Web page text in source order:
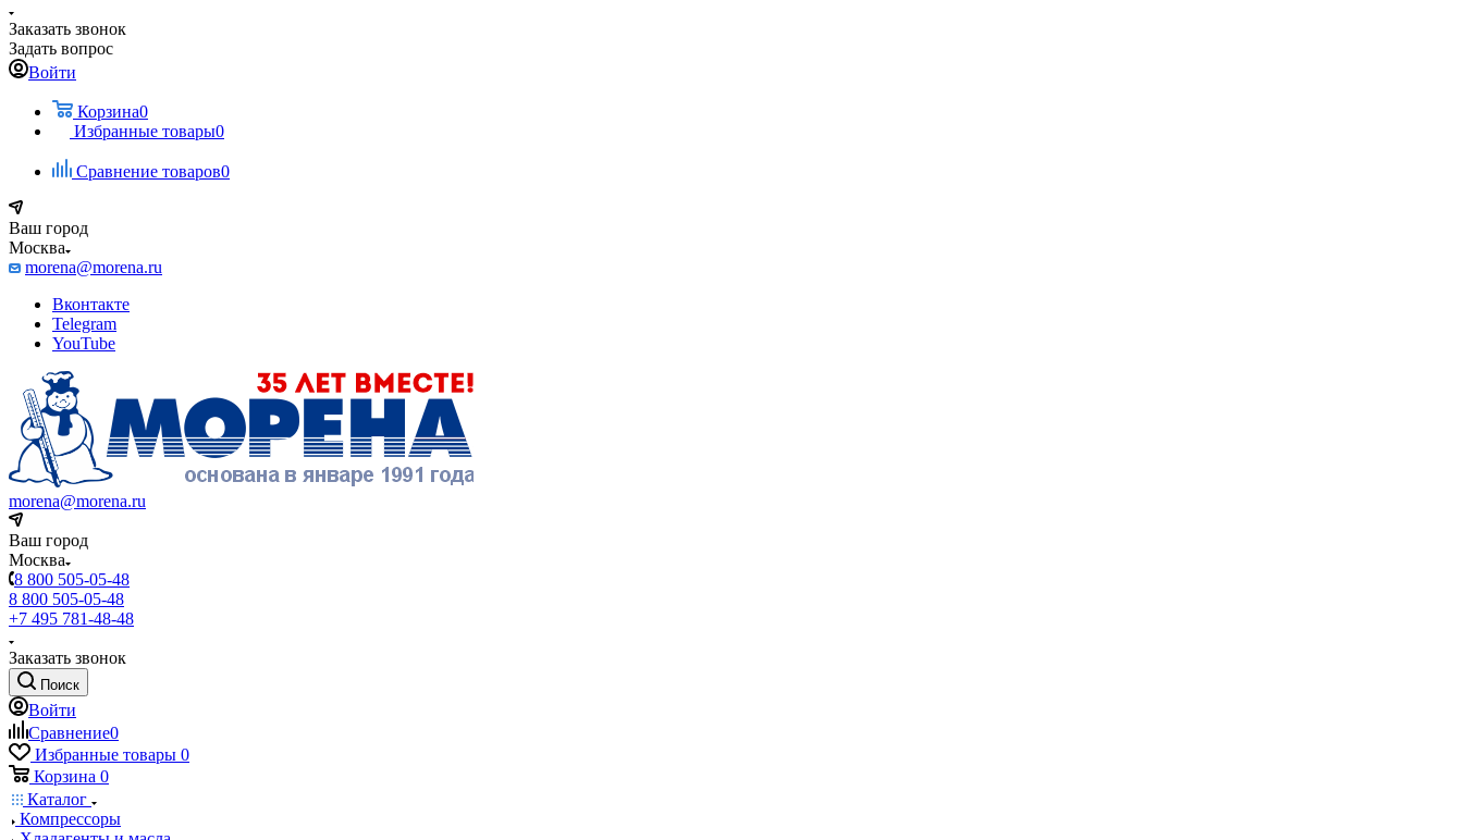
Заказать звонок
Задать вопрос
Войти
Корзина0
Избранные товары0
Сравнение товаров0
Ваш город
Москва
morena@morena.ru
Вконтакте
Telegram
YouTube
morena@morena.ru
Ваш город
Москва
8 800 505-05-48
8 800 505-05-48
+7 495 781-48-48
Заказать звонок
Поиск
Войти
Сравнение0
Избранные товары 0
Корзина 0
Каталог
Компрессоры